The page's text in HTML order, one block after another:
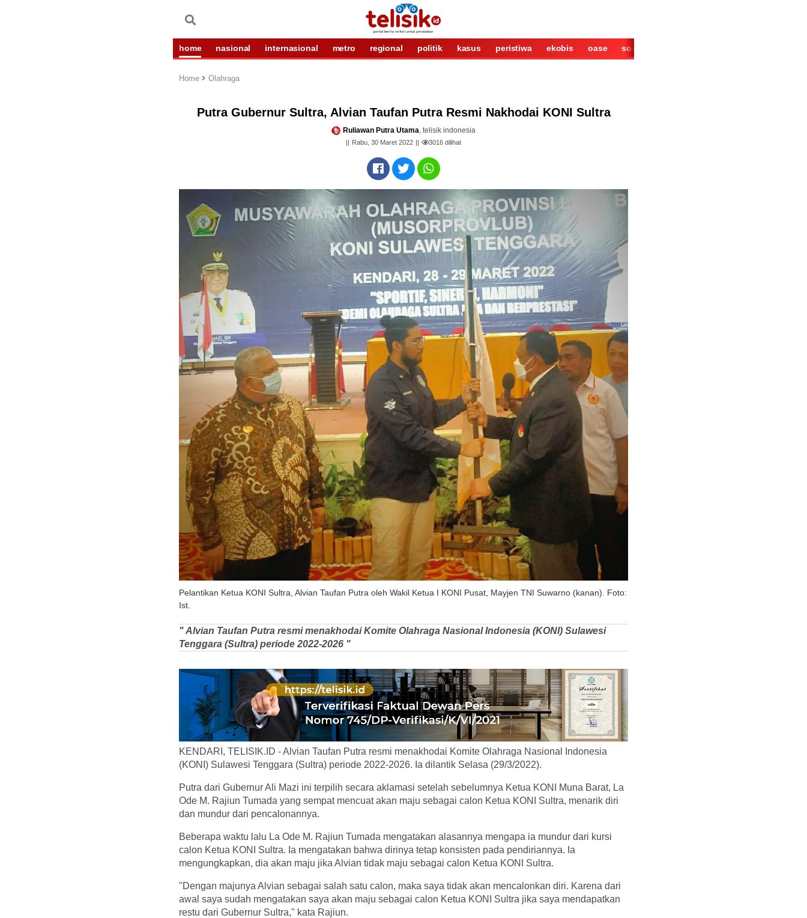
home nasional internasional metro regional politik kasus peristiwa ekobis oase sosok
Home Olahraga
Putra Gubernur Sultra, Alvian Taufan Putra Resmi Nakhodai KONI Sultra
Ruliawan Putra Utama, telisik indonesia
Rabu, 30 Maret 2022 3016 dilihat
Pelantikan Ketua KONI Sultra, Alvian Taufan Putra oleh Wakil Ketua I KONI Pusat, Mayjen TNI Suwarno (kanan). Foto:
Ist.
" Alvian Taufan Putra resmi menakhodai Komite Olahraga Nasional Indonesia (KONI) Sulawesi
Tenggara (Sultra) periode 2022-2026 "
KENDARI, TELISIK.ID - Alvian Taufan Putra resmi menakhodai Komite Olahraga Nasional Indonesia
(KONI) Sulawesi Tenggara (Sultra) periode 2022-2026. Ia dilantik Selasa (29/3/2022).
Putra dari Gubernur Ali Mazi ini terpilih secara aklamasi setelah sebelumnya Ketua KONI Muna Barat, La
Ode M. Rajiun Tumada yang sempat mencuat akan maju sebagai calon Ketua KONI Sultra, menarik diri
dan mundur dari pencalonannya.
Beberapa waktu lalu La Ode M. Rajiun Tumada mengatakan alasannya mengapa ia mundur dari kursi
calon Ketua KONI Sultra. Ia mengatakan bahwa dirinya tetap konsisten pada pendiriannya. Ia
mengungkapkan, dia akan maju jika Alvian tidak maju sebagai calon Ketua KONI Sultra.
"Dengan majunya Alvian sebagai salah satu calon, maka saya tidak akan mencalonkan diri. Karena dari
awal saya sudah mengatakan saya akan maju sebagai calon Ketua KONI Sultra jika saya mendapatkan
restu dari Gubernur Sultra," kata Rajiun.